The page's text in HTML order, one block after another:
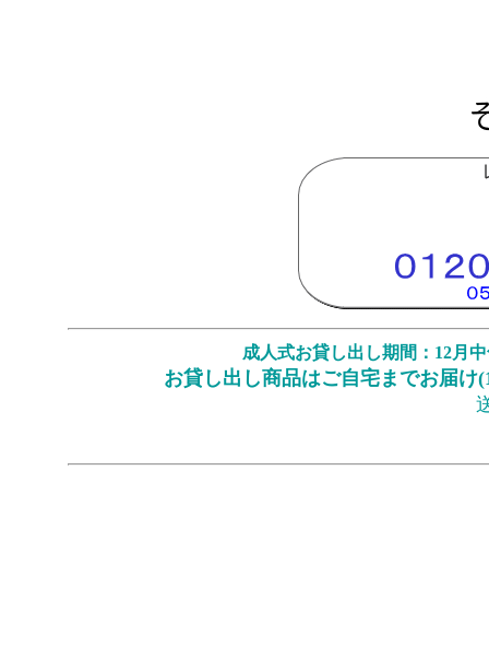
成人式お貸し出し期間：12月
お貸し出し商品はご自宅までお届け